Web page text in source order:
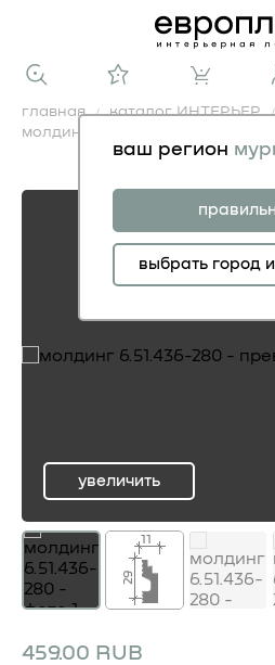
ваш регион
выбрать город
главная каталог ИНТЕРЬЕР
молдинг 6.51.436-280
молдинг
ru
увеличить
11
29
459.00 RUB